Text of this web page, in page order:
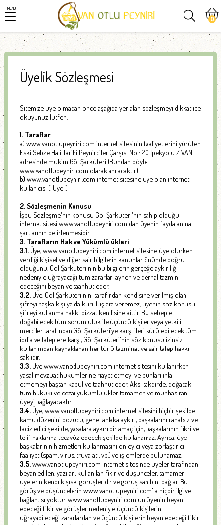
MENU
0
Üyelik Sözleşmesi
Sitemize üye olmadan önce aşağıda yer alan sözleşmeyi dikkatlice
okuyunuz lütfen.
1. Taraflar
a) www.vanotlupeyniri.com internet sitesinin faaliyetlerini yürüten
Eski Sebze Hali Tarihi Peynirciler Çarşısı No : 20 İpekyolu / VAN
adresinde mukim Göl Şarküteri (Bundan böyle
www.vanotlupeyniri.com olarak anılacaktır).
b) www.vanotlupeyniri.com internet sitesine üye olan internet
kullanıcısı ("Üye")
2. Sözleşmenin Konusu
İşbu Sözleşme'nin konusu Göl Şarküteri'nin sahip olduğu
internet sitesi www.vanotlupeyniri.com'dan üyenin faydalanma
şartlarının belirlenmesidir.
3. Tarafların Hak ve Yükümlülükleri
3.1.Üye, www.vanotlupeyniri.com internet sitesine üye olurken
verdiği kişisel ve diğer sair bilgilerin kanunlar önünde doğru
olduğunu, Göl Şarküteri'nin bu bilgilerin gerçeğe aykırılığı
nedeniyle uğrayacağı tüm zararları aynen ve derhal tazmin
edeceğini beyan ve taahhüt eder.
3.2.Üye, Göl Şarküteri'nin tarafından kendisine verilmiş olan
şifreyi başka kişi ya da kuruluşlara veremez, üyenin söz konusu
şifreyi kullanma hakkı bizzat kendisine aittir. Bu sebeple
doğabilecek tüm sorumluluk ile üçüncü kişiler veya yetkili
merciler tarafından Göl Şarküteri'ye karşı ileri sürülebilecek tüm
iddia ve taleplere karşı, Göl Şarküteri'nin söz konusu izinsiz
kullanımdan kaynaklanan her türlü tazminat ve sair talep hakkı
saklıdır.
3.3.Üye www.vanotlupeyniri.com internet sitesini kullanırken
yasal mevzuat hükümlerine riayet etmeyi ve bunları ihlal
etmemeyi baştan kabul ve taahhüt eder. Aksi takdirde, doğacak
tüm hukuki ve cezai yükümlülükler tamamen ve münhasıran
üyeyi bağlayacaktır.
3.4.Üye, www.vanotlupeyniri.com internet sitesini hiçbir şekilde
kamu düzenini bozucu, genel ahlaka aykırı, başkalarını rahatsız ve
taciz edici şekilde, yasalara aykırı bir amaç için, başkalarının fikri ve
telif haklarına tecavüz edecek şekilde kullanamaz. Ayrıca, üye
başkalarının hizmetleri kullanmasını önleyici veya zorlaştırıcı
faaliyet (spam, virus, truva atı, vb.) ve işlemlerde bulunamaz.
3.5.www.vanotlupeyniri.com internet sitesinde üyeler tarafından
beyan edilen, yazılan, kullanılan fikir ve düşünceler, tamamen
üyelerin kendi kişisel görüşleridir ve görüş sahibini bağlar. Bu
görüş ve düşüncelerin www.vanotlupeyniri.com'la hiçbir ilgi ve
bağlantısı yoktur. www.vanotlupeyniri.com'un üyenin beyan
edeceği fikir ve görüşler nedeniyle üçüncü kişilerin
uğrayabileceği zararlardan ve üçüncü kişilerin beyan edeceği fikir